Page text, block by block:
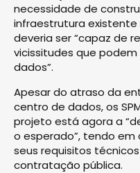
necessidade de
infraestrutura existente
deveria ser “capaz de
vicissitudes que
dados”.
Apesar do atraso da
centro de dados, os
projeto está agora a
o esperado”, tendo
seus requisitos
contratação pública.